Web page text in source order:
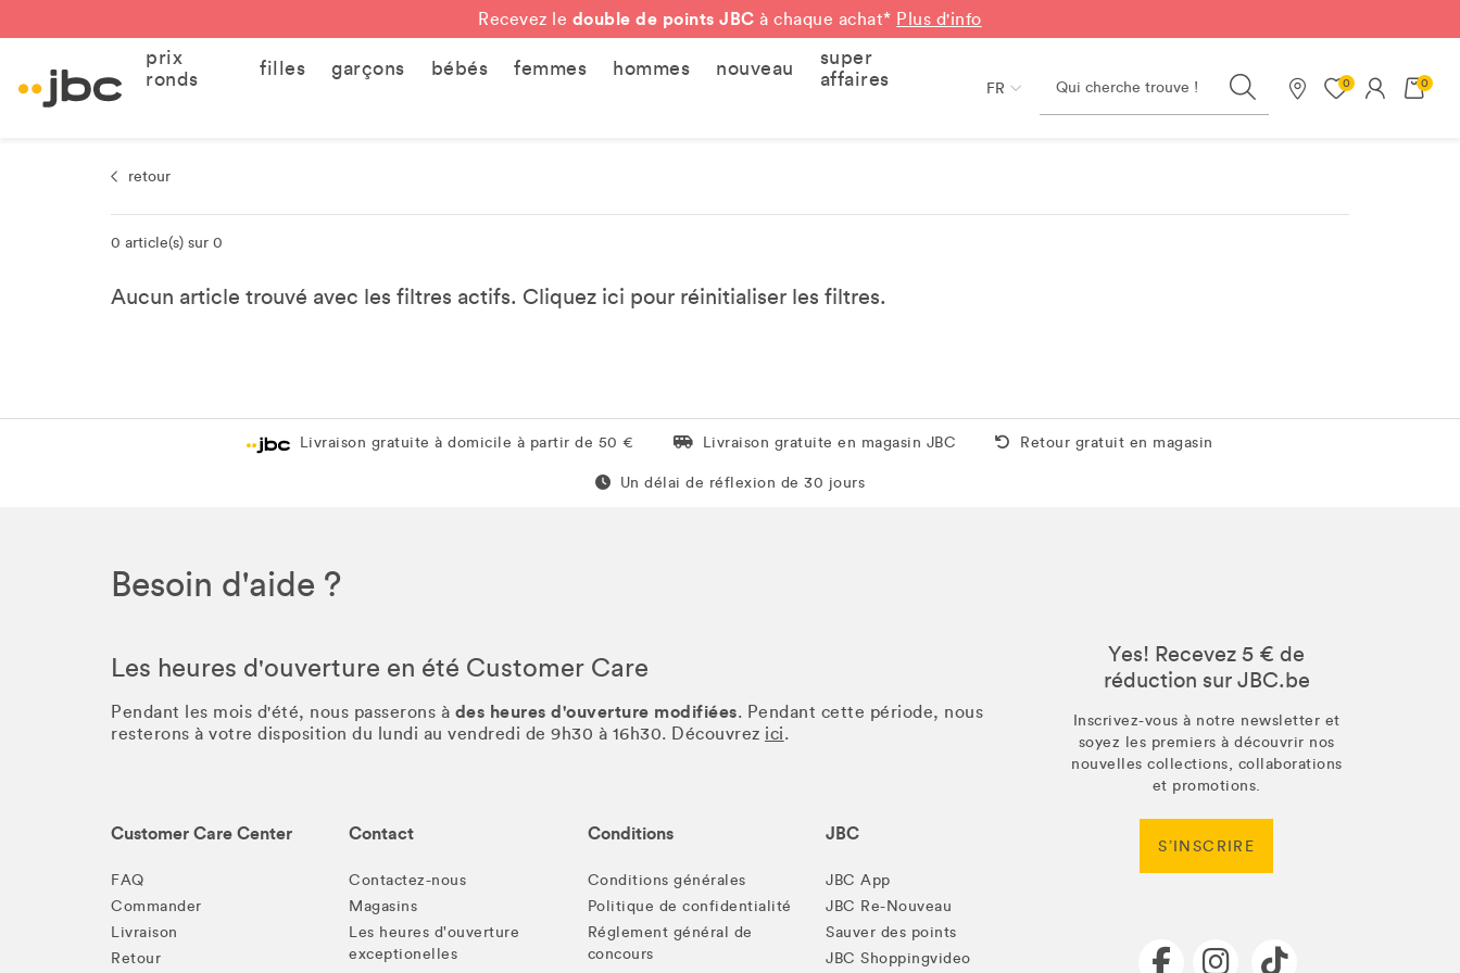
Recevez le double de points JBC à chaque achat* Plus d'info
prix
ronds
filles garçons bébés femmes hommes nouveau
super
affaires
FR Search
Nos magasins
0 0
retour
0 article(s) sur 0
Aucun article trouvé avec les filtres actifs. Cliquez ici pour réinitialiser les filtres.
Livraison gratuite à domicile à partir de 50 € Livraison gratuite en magasin JBC
Livraison gratuite en magasin JBC Retour gratuit aussi en magasin
Retour gratuit en magasin
Un délai de réflexion de 60 jours
Un délai de réflexion de 30 jours
Besoin d'aide ?
Les heures d'ouverture en été Customer Care
Pendant les mois d'été, nous passerons à des heures d'ouverture modifiées. Pendant cette période, nous
resterons à votre disposition du lundi au vendredi de 9h30 à 16h30. Découvrez ici.
Customer Care Center
FAQ
Commander
Livraison
Retour
Contact
Contactez-nous
Magasins
Les heures d'ouverture
exceptionelles
Conditions
Conditions générales
Politique de confidentialité
Réglement général de
concours
JBC
JBC App
JBC Re-Nouveau
Sauver des points
JBC Shoppingvideo
Yes! Recevez 5 € de
réduction sur JBC.be
Inscrivez-vous à notre newsletter et
soyez les premiers à découvrir nos
nouvelles collections, collaborations
et promotions.
S’INSCRIRE